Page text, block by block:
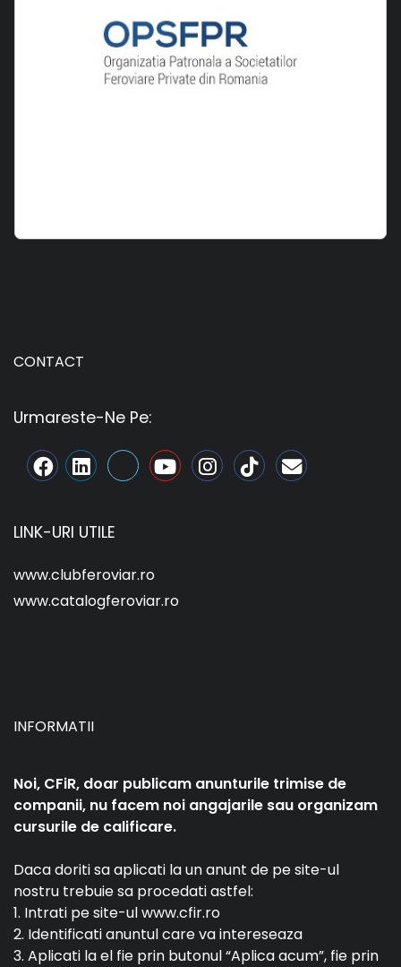
CONTACT
Urmareste-Ne Pe:
LINK-URI UTILE
www.clubferoviar.ro
www.catalogferoviar.ro
INFORMATII
Noi, CFiR, doar publicam anunturile trimise de
companii, nu facem noi angajarile sau organizam
cursurile de calificare.
Daca doriti sa aplicati la un anunt de pe site-ul
nostru trebuie sa procedati astfel:
1. Intrati pe site-ul www.cfir.ro
2. Identificati anuntul care va intereseaza
3. Aplicati la el fie prin butonul “Aplica acum”, fie prin